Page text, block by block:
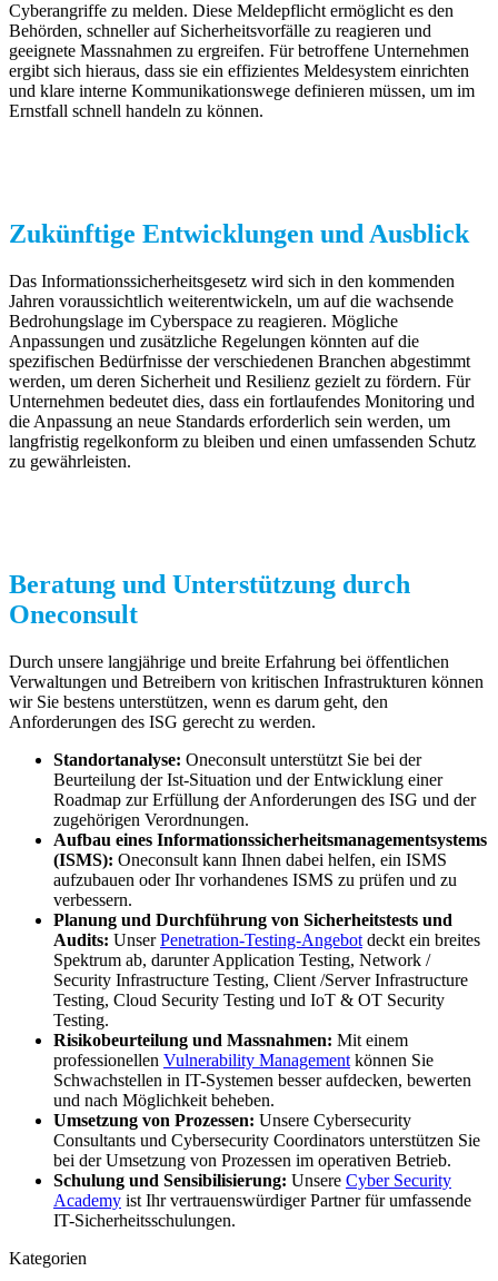
Cyberangriffe zu melden. Diese Meldepflicht ermöglicht es den
Behörden, schneller auf Sicherheitsvorfälle zu reagieren und
geeignete Massnahmen zu ergreifen. Für betroffene Unternehmen
ergibt sich hieraus, dass sie ein effizientes Meldesystem einrichten
und klare interne Kommunikationswege definieren müssen, um im
Ernstfall schnell handeln zu können.
Zukünftige Entwicklungen und Ausblick
Das Informationssicherheitsgesetz wird sich in den kommenden
Jahren voraussichtlich weiterentwickeln, um auf die wachsende
Bedrohungslage im Cyberspace zu reagieren. Mögliche
Anpassungen und zusätzliche Regelungen könnten auf die
spezifischen Bedürfnisse der verschiedenen Branchen abgestimmt
werden, um deren Sicherheit und Resilienz gezielt zu fördern. Für
Unternehmen bedeutet dies, dass ein fortlaufendes Monitoring und
die Anpassung an neue Standards erforderlich sein werden, um
langfristig regelkonform zu bleiben und einen umfassenden Schutz
zu gewährleisten.
Beratung und Unterstützung durch
Oneconsult
Durch unsere langjährige und breite Erfahrung bei öffentlichen
Verwaltungen und Betreibern von kritischen Infrastrukturen können
wir Sie bestens unterstützen, wenn es darum geht, den
Anforderungen des ISG gerecht zu werden.
Standortanalyse: Oneconsult unterstützt Sie bei der
Beurteilung der Ist-Situation und der Entwicklung einer
Roadmap zur Erfüllung der Anforderungen des ISG und der
zugehörigen Verordnungen.
Aufbau eines Informationssicherheitsmanagementsystems
(ISMS): Oneconsult kann Ihnen dabei helfen, ein ISMS
aufzubauen oder Ihr vorhandenes ISMS zu prüfen und zu
verbessern.
Planung und Durchführung von Sicherheitstests und
Audits: UnserPenetration-Testing-Angebot deckt ein breites
Spektrum ab, darunter Application Testing, Network /
Security Infrastructure Testing, Client /Server Infrastructure
Testing, Cloud Security Testing und IoT & OT Security
Testing.
Risikobeurteilung und Massnahmen: Mit einem
professionellen Vulnerability Management können Sie
Schwachstellen in IT-Systemen besser aufdecken, bewerten
und nach Möglichkeit beheben.
Umsetzung von Prozessen: Unsere Cybersecurity
Consultants und Cybersecurity Coordinators unterstützen Sie
bei der Umsetzung von Prozessen im operativen Betrieb.
Schulung und Sensibilisierung: Unsere Cyber Security
Academy ist Ihr vertrauenswürdiger Partner für umfassende
IT-Sicherheitsschulungen.
Kategorien